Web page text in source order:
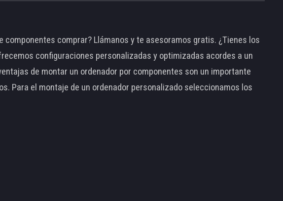
componentes comprar? Llámanos y te asesoramos gratis. ¿Tienes los
configuraciones personalizadas y optimizadas acordes a un
de montar un ordenador por componentes son un importante
Para el montaje de un ordenador personalizado seleccionamos los